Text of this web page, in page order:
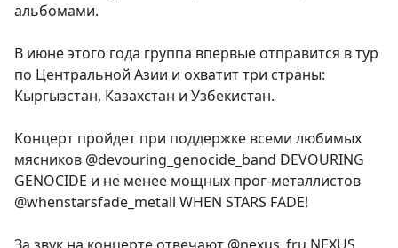
альбомами.
В июне этого года группа впервые отправится в тур
по Центральной Азии и охватит три страны:
Кыргызстан, Казахстан и Узбекистан.
Концерт пройдет при поддержке всеми любимых
мясников @devouring_genocide_band DEVOURING
GENOCIDE и не менее мощных прог-металлистов
@whenstarsfade_metall WHEN STARS FADE!